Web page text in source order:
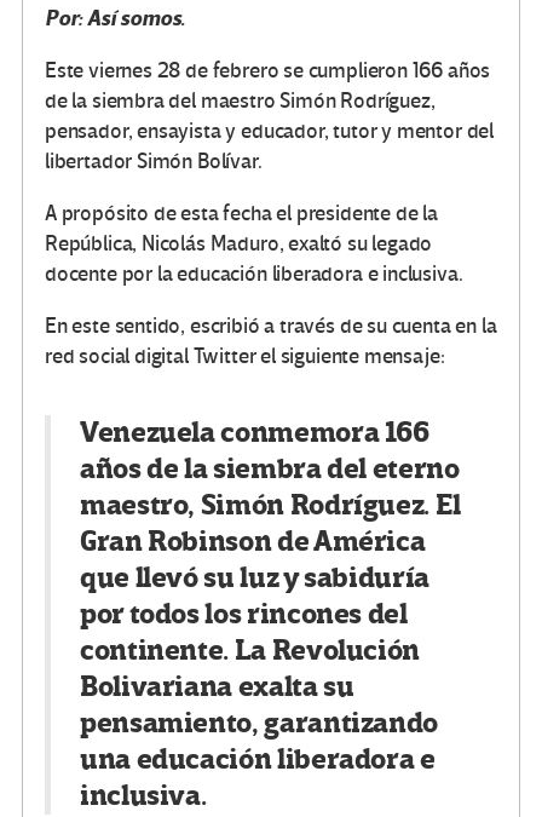
Por: Así somos.
Este viernes 28 de febrero se cumplieron 166 años
de la siembra del maestro Simón Rodríguez,
pensador, ensayista y educador, tutor y mentor del
libertador Simón Bolívar.
A propósito de esta fecha el presidente de la
República, Nicolás Maduro, exaltó su legado
docente por la educación liberadora e inclusiva.
En este sentido, escribió a través de su cuenta en la
red social digital Twitter el siguiente mensaje:
Venezuela conmemora 166
años de la siembra del eterno
maestro, Simón Rodríguez. El
Gran Robinson de América
que llevó su luz y sabiduría
por todos los rincones del
continente. La Revolución
Bolivariana exalta su
pensamiento, garantizando
una educación liberadora e
inclusiva.